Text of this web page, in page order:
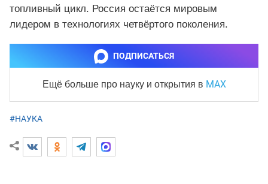
топливный цикл. Россия остаётся мировым
лидером в технологиях четвёртого поколения.
ПОДПИСАТЬСЯ
Ещё больше про науку и открытия в MAX
#НАУКА